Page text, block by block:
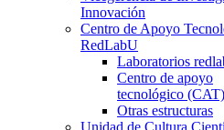
Innovación
Centro de Apoyo
RedLabU
Laboratorios
Centro de apoyo
tecnológico (CAT)
Otras estructuras